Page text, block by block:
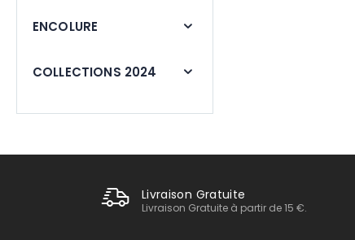
ENCOLURE
COLLECTIONS 2024
Livraison Gratuite
Livraison Gratuite à partir de 15 €.